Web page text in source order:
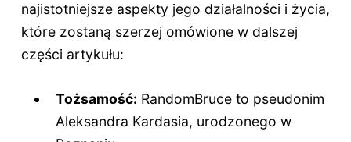
najistotniejsze aspekty jego działalności i życia,
które zostaną szerzej omówione w dalszej
części artykułu:
Tożsamość: RandomBruce to pseudonim
Aleksandra Kardasia, urodzonego w